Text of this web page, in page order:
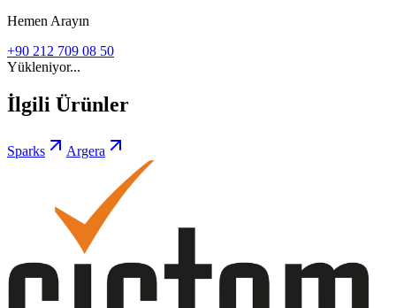
Hemen Arayın
+90 212 709 08 50
Yükleniyor...
İlgili Ürünler
Sparks Argera